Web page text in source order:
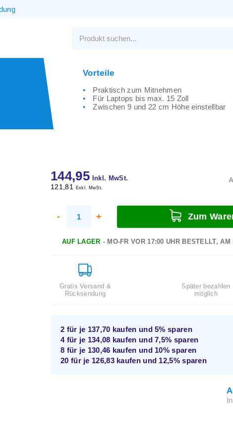
Vorteile
Praktisch zum Mitnehmen
Für Laptops bis max. 15 Zoll
Zwischen 9 und 22 cm Höhe einstellbar
144,95
Inkl. MwSt.
121,81 Exkl. MwSt.
- + Zum
AUF LAGER - MO-FR VOR 17:00 UHR BESTELLT,
Gratis Versand &
Rücksendung
Später bezahlen
möglich
2 für je 137,70 kaufen und5% sparen
4 für je 134,08 kaufen und7,5% sparen
8 für je 130,46 kaufen und 10% sparen
20 für je 126,83kaufen und 12,5%sparen